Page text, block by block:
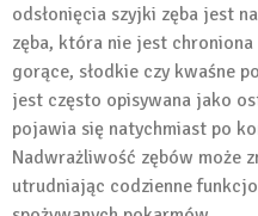
odsłonięcia szyjki zęba jest
zęba, która nie jest
gorące, słodkie czy kwaśne
jest często opisywana jako
pojawia się natychmiast po
Nadwrażliwość zębów może
utrudniając codzienne